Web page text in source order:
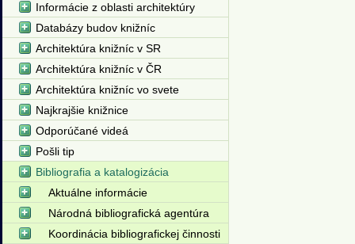
Informácie z oblasti architektúry
Databázy budov knižníc
Architektúra knižníc v SR
Architektúra knižníc v ČR
Architektúra knižníc vo svete
Najkrajšie knižnice
Odporúčané videá
Pošli tip
Bibliografia a katalogizácia
Aktuálne informácie
Národná bibliografická agentúra
Koordinácia bibliografickej činnosti